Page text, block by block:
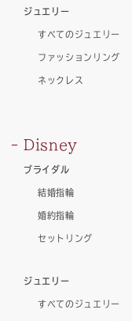
ジュエリー
すべてのジュエリー
ファッションリング
ネックレス
Disney
ブライダル
結婚指輪
婚約指輪
セットリング
ジュエリー
すべてのジュエリー